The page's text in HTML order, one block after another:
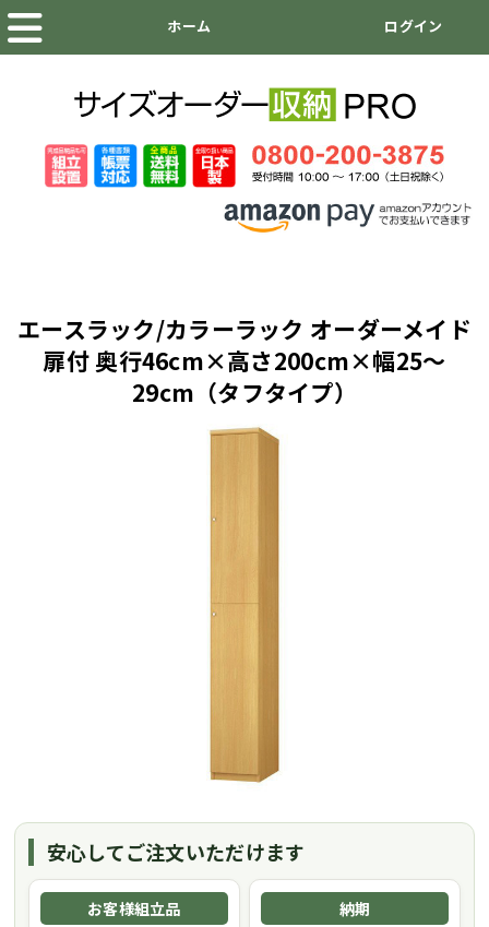
エースラック/カラーラック オーダーメイド
扉付 奥行46cm×高さ200cm×幅25～
29cm（タフタイプ）
安心してご注文いただけます
お客様組立品 納期